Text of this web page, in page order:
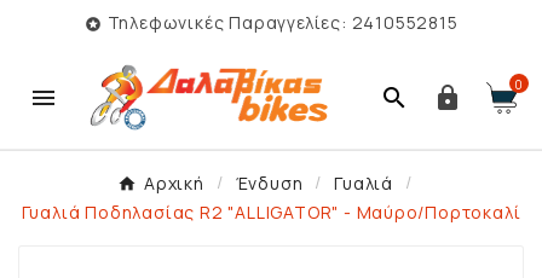
 Τηλεφωνικές Παραγγελίες: 2410552815
   0
Αρχική Ένδυση
Γυαλιά
Γυαλιά Ποδηλασίας R2 "ALLIGATOR" - Μαύρο/Πορτοκαλί